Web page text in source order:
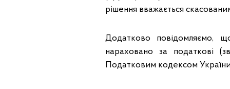
рішення вважається
Додатково повідомляємо,
нараховано за податкові
Податковим кодексом